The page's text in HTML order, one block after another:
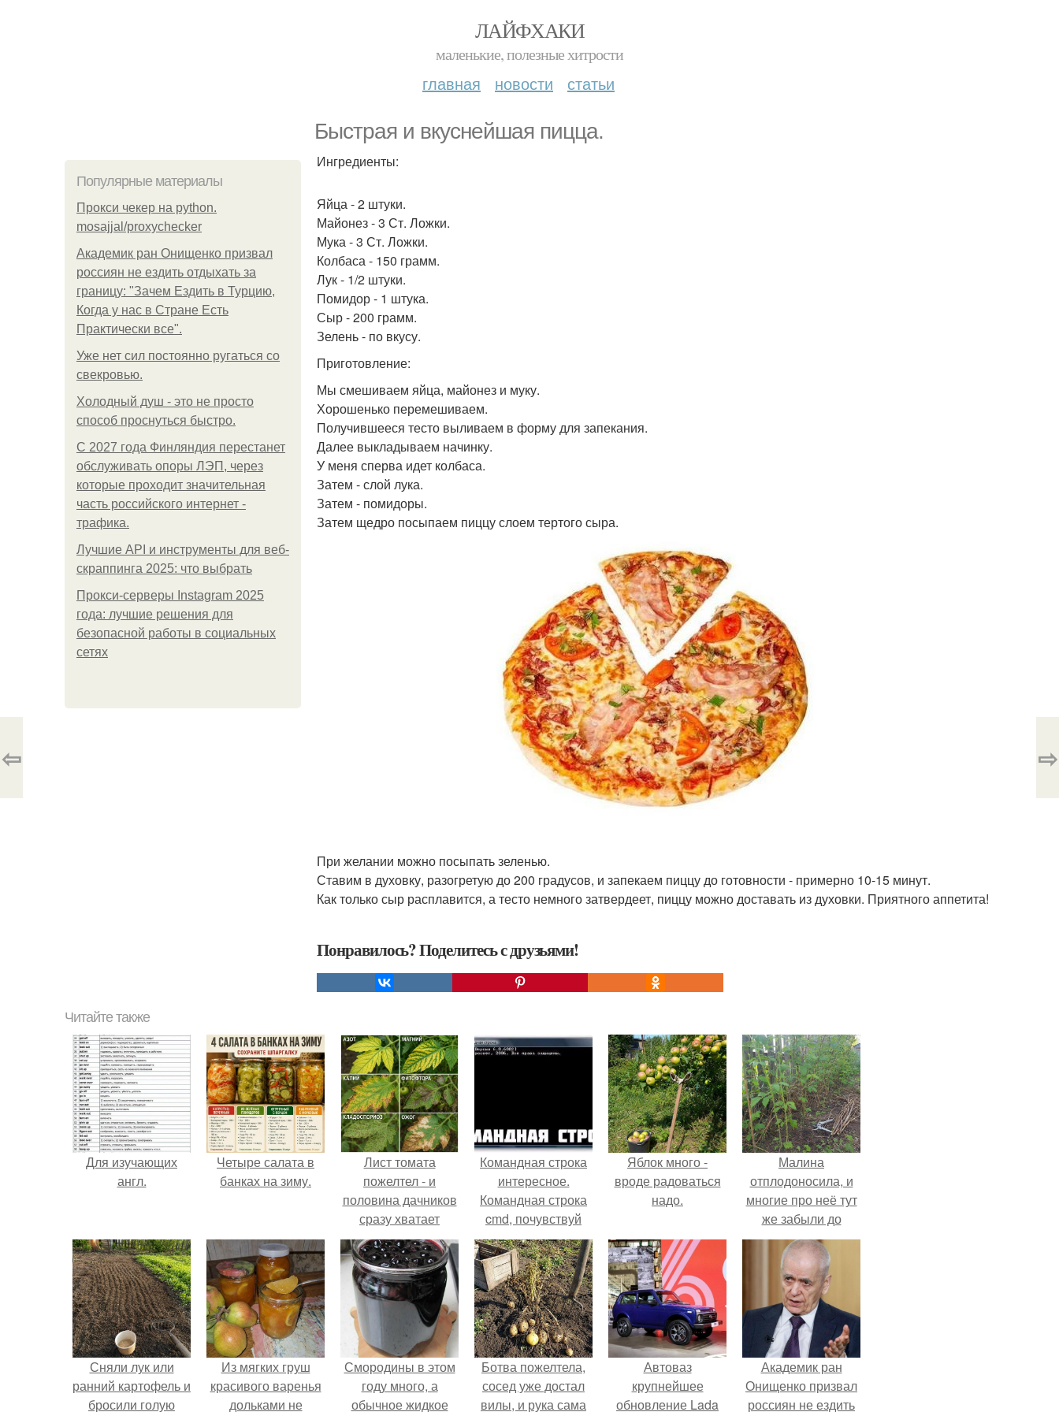
ЛАЙФХАКИ
маленькие, полезные хитрости
главная новости статьи
Быстрая и вкуснейшая пицца.
Популярные материалы
Прокси чекер на python.
mosajjal/proxychecker
Академик ран Онищенко призвал
россиян не ездить отдыхать за
границу: "Зачем Ездить в Турцию,
Когда у нас в Стране Есть
Практически все".
Уже нет сил постоянно ругаться со
свекровью.
Холодный душ - это не просто
способ проснуться быстро.
С 2027 года Финляндия перестанет
обслуживать опоры ЛЭП, через
которые проходит значительная
часть российского интернет -
трафика.
Лучшие API и инструменты для веб-
скраппинга 2025: что выбрать
Прокси-серверы Instagram 2025
года: лучшие решения для
безопасной работы в социальных
сетях
Ингредиенты:
Яйца - 2 штуки.
Майонез - 3 Ст. Ложки.
Мука - 3 Ст. Ложки.
Колбаса - 150 грамм.
Лук - 1/2 штуки.
Помидор - 1 штука.
Сыр - 200 грамм.
Зелень - по вкусу.
Приготовление:
Мы смешиваем яйца, майонез и муку.
Хорошенько перемешиваем.
Получившееся тесто выливаем в форму для запекания.
Далее выкладываем начинку.
У меня сперва идет колбаса.
Затем - слой лука.
Затем - помидоры.
Затем щедро посыпаем пиццу слоем тертого сыра.
При желании можно посыпать зеленью.
Ставим в духовку, разогретую до 200 градусов, и запекаем пиццу до готовности - примерно 10-15 минут.
Как только сыр расплавится, а тесто немного затвердеет, пиццу можно доставать из духовки. Приятного аппетита!
Понравилось? Поделитесь с друзьями!
⇦ ⇨
Читайте также
Для изучающих
англ.
Четыре салата в
банках на зиму.
Лист томата
пожелтел - и
половина дачников
сразу хватает
удобрение.
Командная строка
интересное.
Командная строка
cmd, почувствуй
себя хакером.
Яблок много -
вроде радоваться
надо.
Малина
отплодоносила, и
многие про неё тут
же забыли до
следующего лета.
Сняли лук или
ранний картофель и
бросили голую
Из мягких груш
красивого варенья
дольками не
Смородины в этом
году много, а
обычное жидкое
Ботва пожелтела,
сосед уже достал
вилы, и рука сама
Автоваз
крупнейшее
обновление Lada
Академик ран
Онищенко призвал
россиян не ездить